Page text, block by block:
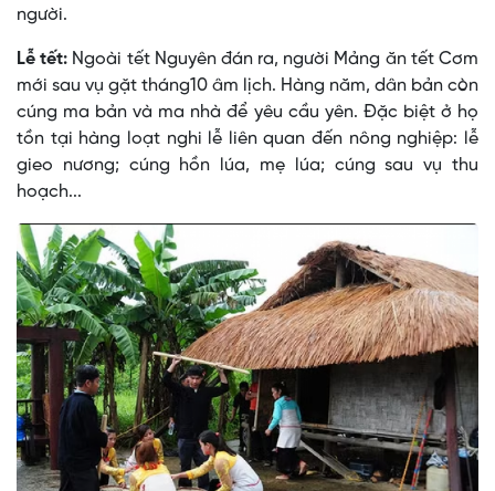
người.
Lễ tết: Ngoài tết Nguyên đán ra, người Mảng ăn tết Cơm
mới sau vụ gặt tháng10 âm lịch. Hàng năm, dân bản còn
cúng ma bản và ma nhà để yêu cầu yên. Ðặc biệt ở họ
tồn tại hàng loạt nghi lễ liên quan đến nông nghiệp: lễ
gieo nương; cúng hồn lúa, mẹ lúa; cúng sau vụ thu
hoạch...